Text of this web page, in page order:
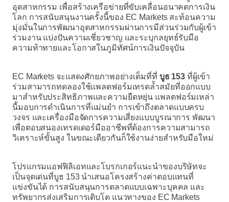
อุตสาหกรรม เพื่อสร้างเครือข่ายที่ขับเคลื่อนอนาคตการเงิน
โลก การสนับสนุนงานครั้งนี้ของ EC Markets สะท้อนความ
มุ่งมั่นในการพัฒนาอุตสาหกรรมผ่านการมีส่วนร่วมกับผู้เข้า
ร่วมงาน แบ่งปันความเชี่ยวชาญ และระบุกลยุทธ์รับมือ
ความท้าทายและโอกาสในภูมิทัศน์การเงินปัจจุบัน
EC Markets จะแสดงศักยภาพอย่างเต็มที่ที่ บูธ 153 ที่ผู้เข้า
ร่วมสามารถทดลองใช้แพลตฟอร์มเทรดล้ำสมัยที่ออกแบบ
มาสำหรับประสิทธิภาพและความยืดหยุ่น แพลตฟอร์มเหล่า
นี้มอบการดำเนินการที่แม่นยำ การเข้าถึงตลาดแบบครบ
วงจร และเครื่องมือจัดการความเสี่ยงแบบบูรณาการ พัฒนา
เพื่อตอบสนองเทรดเดอร์มืออาชีพที่ต้องการความสามารถ
วิเคราะห์ขั้นสูง ในขณะเดียวกันก็ใช้งานง่ายสำหรับมือใหม่
โปรแกรมแอฟฟิลิเอทและโบรกเกอร์แนะนำของบริษัทจะ
เป็นจุดเด่นที่บูธ 153 นำเสนอโครงสร้างค่าตอบแทนที่
แข่งขันได้ การสนับสนุนการตลาดแบบเฉพาะบุคคล และ
ทรัพยากรส่งเสริมการเติบโต แนวทางของ EC Markets